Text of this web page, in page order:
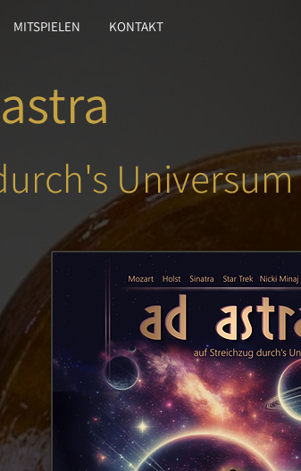
MITSPIELEN KONTAKT
Universum